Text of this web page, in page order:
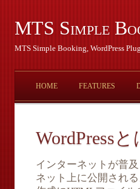
MTS Simple
MTS Simple Booking, WordPress
HOME FEATURES
WordPressと
インターネットが普
ネット上に公開され